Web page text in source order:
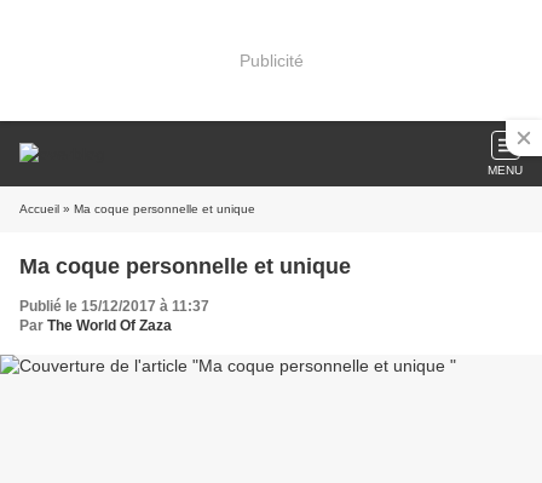
Publicité
MENU
Accueil » Ma coque personnelle et unique
Ma coque personnelle et unique
Publié le 15/12/2017 à 11:37
Par The World Of Zaza